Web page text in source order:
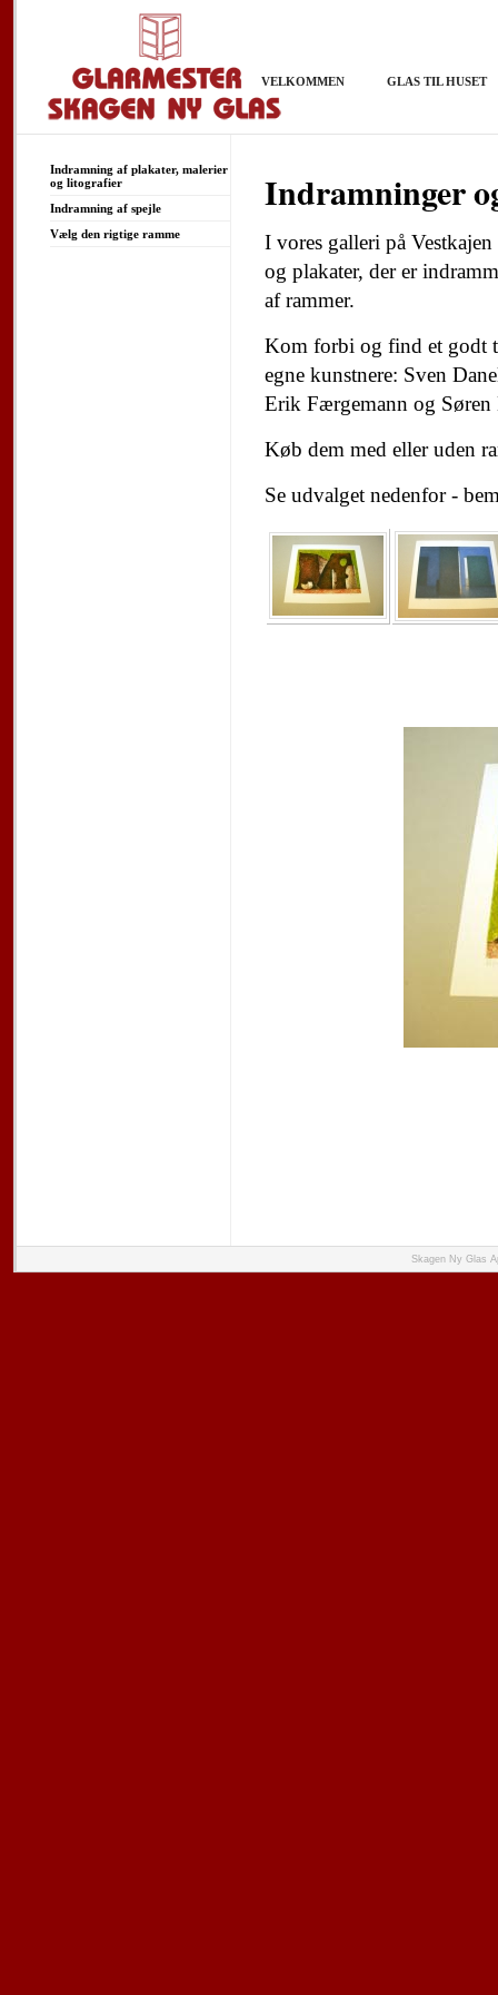
VELKOMMEN GLAS TIL HUSET
Indramning af plakater, malerier
og litografier
Indramning af spejle
Vælg den rigtige ramme
Indramninger
I vores galleri på
og plakater, der er
af rammer.
Kom forbi og find et godt
egne kunstnere: Sven
Erik Færgemann og Søren
Køb dem med eller uden
Se udvalget nedenfor -
Skagen Ny Glas